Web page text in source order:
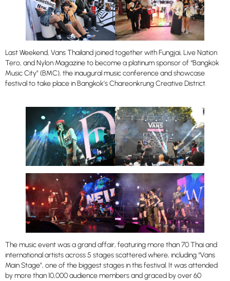
Last Weekend, Vans Thailand joined together with Fungjai, Live Nation
Tero, and Nylon Magazine to become a platinum sponsor of “Bangkok
Music City” (BMC), the inaugural music conference and showcase
festival to take place in Bangkok’s Chareonkrung Creative District.
The music event was a grand affair, featuring more than 70 Thai and
international artists across 5 stages scattered where, including “Vans
Main Stage”, one of the biggest stages in this festival. It was attended
by more than 10,000 audience members and graced by over 60